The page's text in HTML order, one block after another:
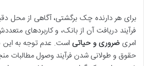
برای هر دارنده چک برگشتی، آگاهی از محل
فرآیند دریافت آن از بانک، و کاربردهای
امری ضروری و حیاتی است. عدم توجه به این
حقوق و طولانی شدن فرآیند وصول مطالبات